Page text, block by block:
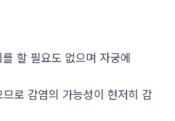
할 필요도 없으며 자궁에
로 감염의 가능성이 현저히 감